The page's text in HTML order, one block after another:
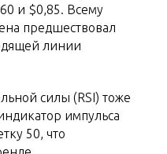
и $0,85. Всему
предшествовал
линии
силы (RSI) тоже
импульса
50, что